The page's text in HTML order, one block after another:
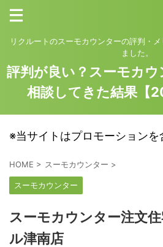
リクルートのスーモカウンターの評判・
ました。
評判が良い？スーモカ
相談してきた結果【
※当サイトはプロモーションを
HOME > スーモカウンター >
スーモカウンター
スーモカウンター注文
ル津南店